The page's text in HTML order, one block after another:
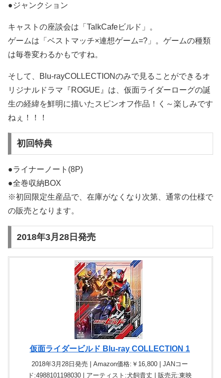
●ジャンクション
キャストの座談会は「TalkCafeビルド」。
ゲームは「ベストマッチ×連想ゲーム=?」。ゲームの種類
は毎巻変わるかもですね。
そして、Blu-rayCOLLECTIONのみで見ることができるオ
リジナルドラマ『ROGUE』は、仮面ライダーローグの誕
生の経緯を鮮明に描いたスピンオフ作品！く～楽しみです
ねぇ！！！
初回特典
●ライナーノート(8P)
●全巻収納BOX
※初回限定生産品で、在庫がなくなり次第、通常の仕様で
の販売となります。
2018年3月28日発売
仮面ライダービルド Blu-ray COLLECTION 1
2018年3月28日発売 | Amazon価格:￥16,800 | JANコー
ド:4988101198030 | アーティスト:犬飼貴丈 | 販売元:東映